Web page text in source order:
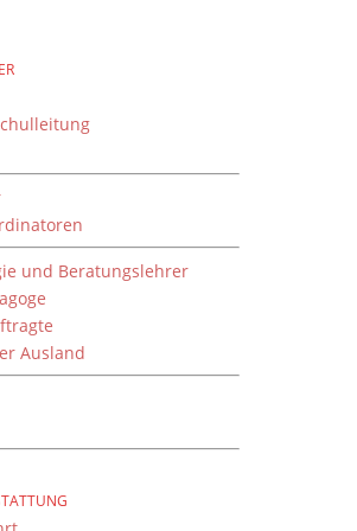
und Beratungslehrer
Ausland
am DG
zählt das Dientzenhofer-
– und damit haben bereits